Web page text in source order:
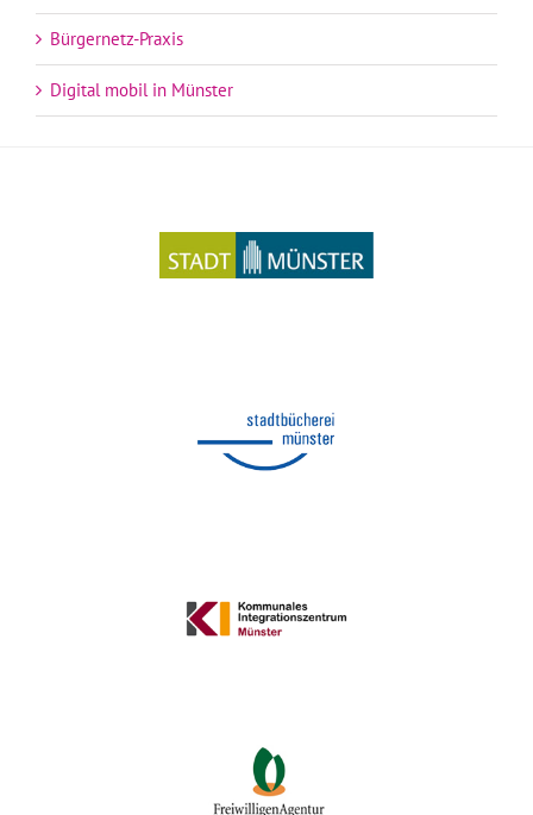
Bürgernetz-Praxis
Digital mobil in Münster